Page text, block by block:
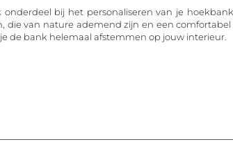
bij het personaliseren van je
die van nature ademend zijn en een comfortabel
de bank helemaal afstemmen op jouw interieur.